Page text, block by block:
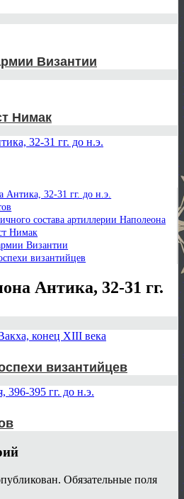
Византии
Нимак
Антика, 32-31 гг. до н.э.
состава артиллерии Наполеона
Нимак
Византии
византийцев
Антика, 32-31 гг.
византийцев
Обязательные поля